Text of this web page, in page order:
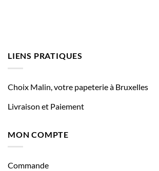
LIENS PRATIQUES
Choix Malin, votre papeterie à Bruxelles
Livraison et Paiement
MON COMPTE
Commande